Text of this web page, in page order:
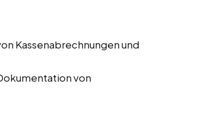
Kassenabrechnungen und
von